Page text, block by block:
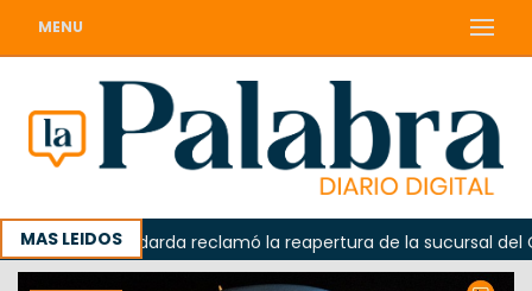
MENU
MAS LEIDOSOdarda reclamó la reapertura de la sucursal del